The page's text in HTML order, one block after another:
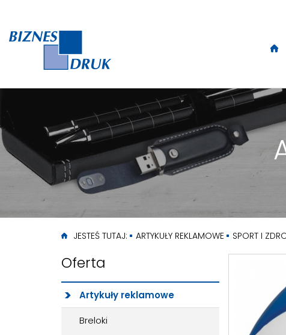
JESTEŚ TUTAJ: ARTYKUŁY REKLAMOWE SPORT I
Oferta
Artykuły reklamowe
Breloki